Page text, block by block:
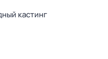
кастинг